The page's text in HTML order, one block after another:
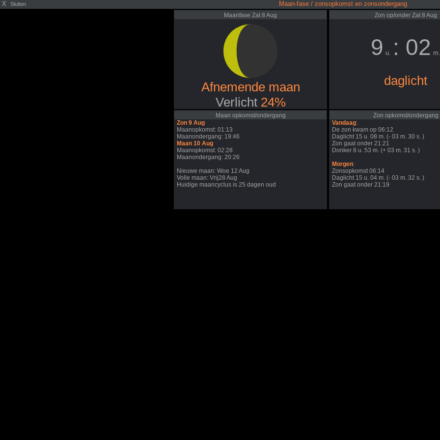
X Sluiten Maan-fase / zonsopkomst en zonsondergang
Maanfase Zat 8 Aug
Afnemende maan
Verlicht 24%
Zon op/onder Zat 8 Aug
9 u. : 02 m.
daglicht
Maan opkomst/ondergang
Zon 9 Aug
Maanopkomst: 01:13
Maanondergang: 19:46
Maan 10 Aug
Maanopkomst: 02:28
Maanondergang: 20:26
Nieuwe maan: Woe 12 Aug
Volle maan: Vrij28 Aug
Huidige maancyclus is 25 dagen oud
Zon opkomst/ondergang
Vandaag:
De zon kwam op 06:12
Daglicht 15 u. 08 m. (- 03 m. 30 s. )
Zon gaat onder 21:21
Donker 8 u. 53 m. (+ 03 m. 31 s. )
Morgen:
Zonsopkomst 06:14
Daglicht 15 u. 04 m. (- 03 m. 32 s. )
Zon gaat onder 21:19